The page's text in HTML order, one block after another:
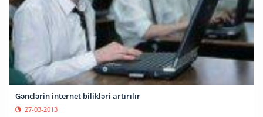
Gənclərin internet bilikləri artırılır
27-03-2013